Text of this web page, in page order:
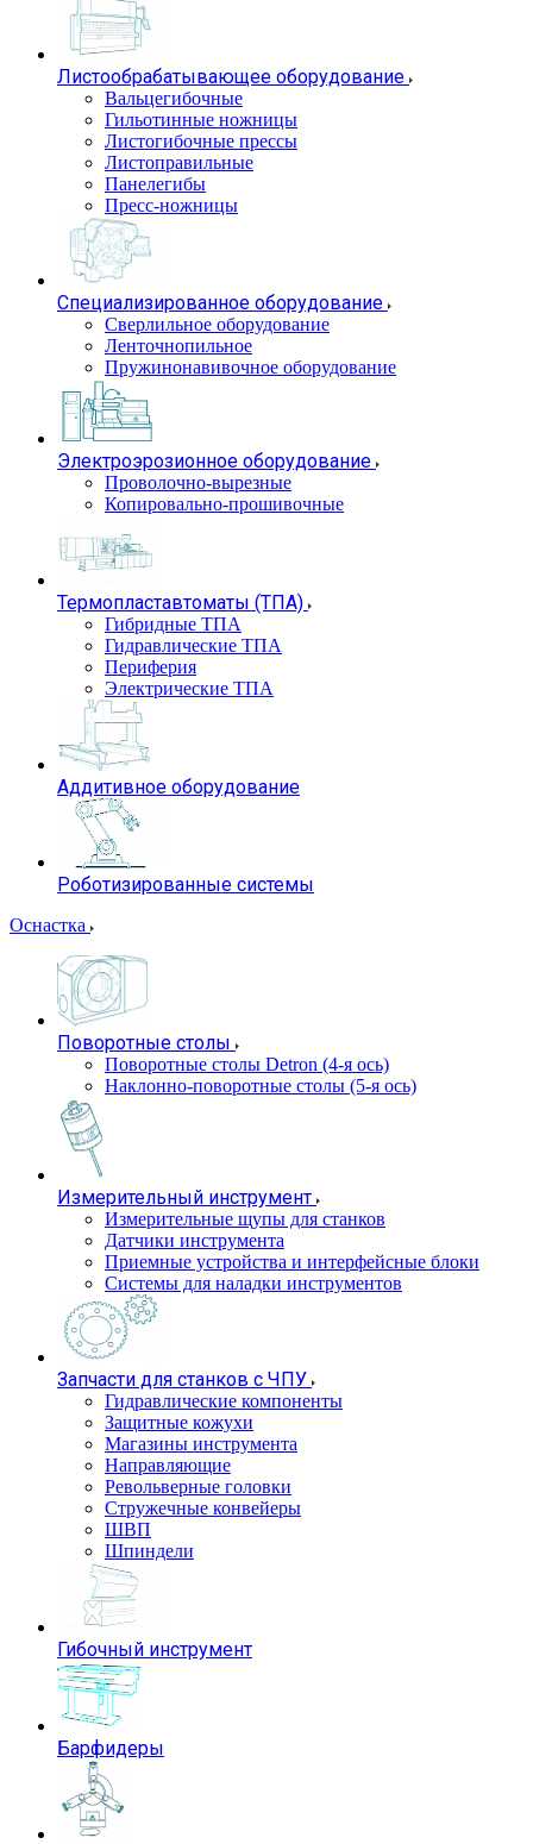
Листообрабатывающее оборудование
Вальцегибочные
Гильотинные ножницы
Листогибочные прессы
Листоправильные
Панелегибы
Пресс-ножницы
Специализированное оборудование
Сверлильное оборудование
Ленточнопильное
Пружинонавивочное оборудование
Электроэрозионное оборудование
Проволочно-вырезные
Копировально-прошивочные
Термопластавтоматы (ТПА)
Гибридные ТПА
Гидравлические ТПА
Периферия
Электрические ТПА
Аддитивное оборудование
Роботизированные системы
Оснастка
Поворотные столы
Поворотные столы Detron (4-я ось)
Наклонно-поворотные столы (5-я ось)
Измерительный инструмент
Измерительные щупы для станков
Датчики инструмента
Приемные устройства и интерфейсные блоки
Системы для наладки инструментов
Запчасти для станков с ЧПУ
Гидравлические компоненты
Защитные кожухи
Магазины инструмента
Направляющие
Револьверные головки
Стружечные конвейеры
ШВП
Шпиндели
Гибочный инструмент
Барфидеры